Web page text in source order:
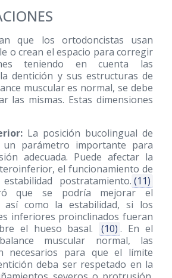
que los ortodoncistas usan
o crean el espacio para corregir
teniendo en cuenta las
dentición y sus estructuras de
muscular es normal, se debe
las mismas. Estas dimensiones
La posición bucolingual de
parámetro importante para
adecuada. Puede afectar la
el funcionamiento de
postratamiento. (11)
que se podría mejorar el
así como la estabilidad, si los
inferiores proinclinados fueran
el hueso basal.
(10) . En el
muscular normal, las
necesarios para que el límite
deba ser respetado en la